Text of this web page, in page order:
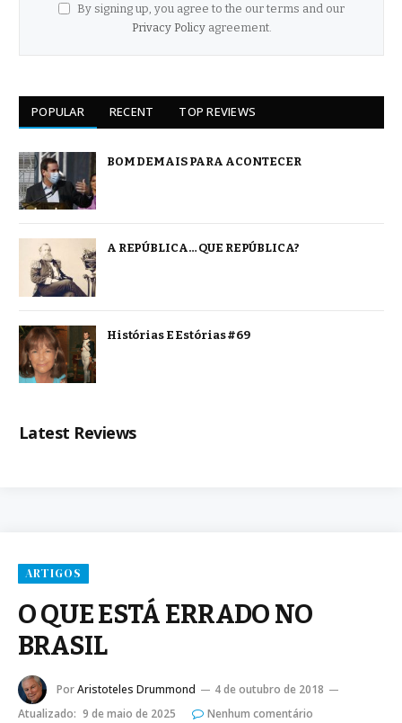
By signing up, you agree to the our terms and our
Privacy Policyagreement.
POPULAR RECENT TOP REVIEWS
BOM DEMAIS PARA ACONTECER
A REPÚBLICA… QUE REPÚBLICA?
Histórias E Estórias #69
Latest Reviews
ARTIGOS
O QUE ESTÁ ERRADO NO
BRASIL
PorAristoteles Drummond
4 de outubro de 2018
Atualizado: 9 de maio de 2025
Nenhum comentário